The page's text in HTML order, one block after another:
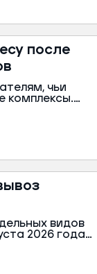
после
чьи
комплексы.
видов
2026 года